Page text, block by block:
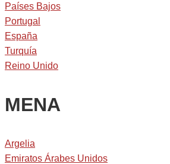
Países Bajos
Portugal
España
Turquía
Reino Unido
MENA
Argelia
Emiratos Árabes Unidos